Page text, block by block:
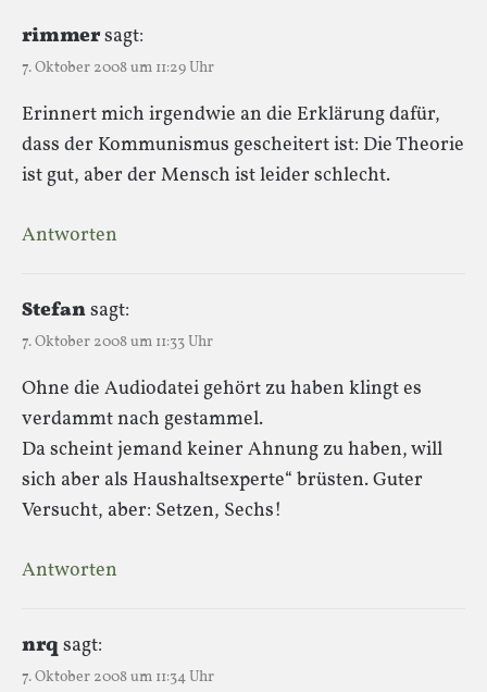
rimmersagt:
7. Oktober 2008 um 11:29 Uhr
Erinnert mich irgendwie an die Erklärung dafür,
dass der Kommunismus gescheitert ist: Die Theorie
ist gut, aber der Mensch ist leider schlecht.
Antworten
Stefansagt:
7. Oktober 2008 um 11:33 Uhr
Ohne die Audiodatei gehört zu haben klingt es
verdammt nach gestammel.
Da scheint jemand keiner Ahnung zu haben, will
sich aber als Haushaltsexperte“ brüsten. Guter
Versucht, aber: Setzen, Sechs!
Antworten
nrq sagt:
7. Oktober 2008 um 11:34 Uhr